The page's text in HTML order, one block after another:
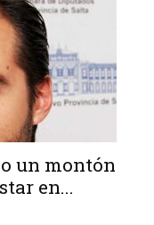
un montón
en...